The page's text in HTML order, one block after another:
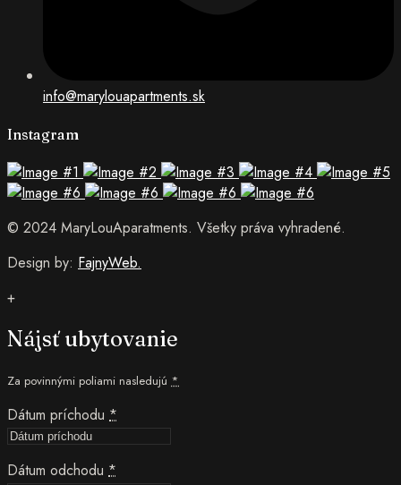
info@marylouapartments.sk
Instagram
© 2024 MaryLouAparatments. Všetky práva vyhradené.
Design by: FajnyWeb.
+
Nájsť ubytovanie
Za povinnými poliami nasledujú *
Dátum príchodu *
Dátum odchodu *